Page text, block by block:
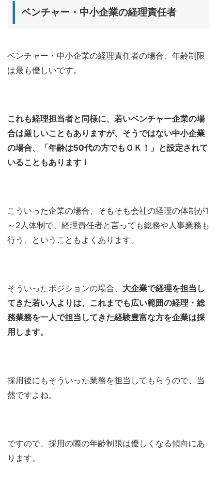
ベンチャー・中小企業の経理責任者
ベンチャー・中小企業の経理責任者の場合、年齢制限
は最も優しいです。
これも経理担当者と同様に、若いベンチャー企業の場
合は厳しいこともありますが、そうではない中小企業
の場合、「年齢は50代の方でもＯＫ！」と設定されて
いることもあります！
こういった企業の場合、そもそも会社の経理の体制が1
～2人体制で、経理責任者と言っても総務や人事業務も
行う、ということもよくあります。
そういったポジションの場合、 大企業で経理を担当し
てきた若い人よりは、これまでも広い範囲の経理・総
務業務を一人で担当してきた経験豊富な方を企業は採
用します。
採用後にもそういった業務を担当してもらうので、当
然ですよね。
ですので、採用の際の年齢制限は優しくなる傾向にあ
ります。